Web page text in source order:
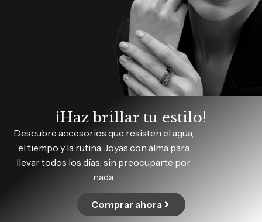
¡Haz brillar tu estilo!
Descubre accesorios que resisten el agua,
el tiempo y la rutina. Joyas con alma para
llevar todos los días, sin preocuparte por
nada.
Comprar ahora